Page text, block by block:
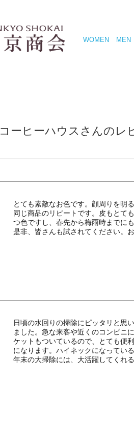
WOMEN MEN
コーヒーハウスさんのレ
とても素敵なお色です。顔周りを明
同じ商品のリピートです。皮もとて
つ色ですし、春先から梅雨時までに
是非、皆さんも試されてください。
日頃の水回りの掃除にピッタリと思
ました。急な来客や近くのコンビニ
ケットもついているので、とても便
になります。ハイネックになってい
年末の大掃除には、大活躍してくれる